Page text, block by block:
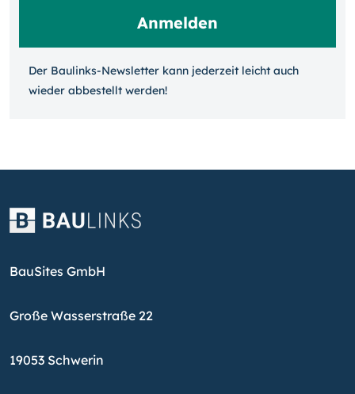
Der Baulinks-Newsletter kann jeder­zeit leicht auch
wieder ab­bestellt werden!
BauSites GmbH
Große Wasserstraße 22
19053 Schwerin